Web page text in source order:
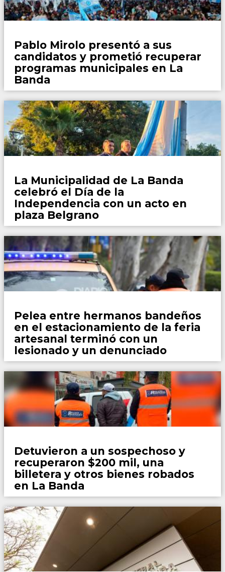
Pablo Mirolo presentó a sus
candidatos y prometió recuperar
programas municipales en La
Banda
La Municipalidad de La Banda
celebró el Día de la
Independencia con un acto en
plaza Belgrano
Pelea entre hermanos bandeños
en el estacionamiento de la feria
artesanal terminó con un
lesionado y un denunciado
Detuvieron a un sospechoso y
recuperaron $200 mil, una
billetera y otros bienes robados
en La Banda